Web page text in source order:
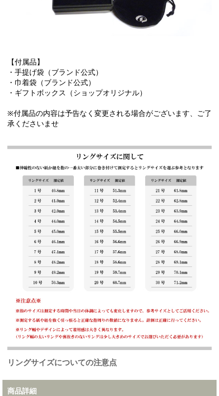
【付属品】
・手提げ袋（ブランド公式）
・巾着袋（ブランド公式）
・ギフトボックス（ショップオリジナル）
※付属品の内容は予告なく変更される場合がございます、ご了
承くださいませ
リングサイズについての注意点
商品詳細